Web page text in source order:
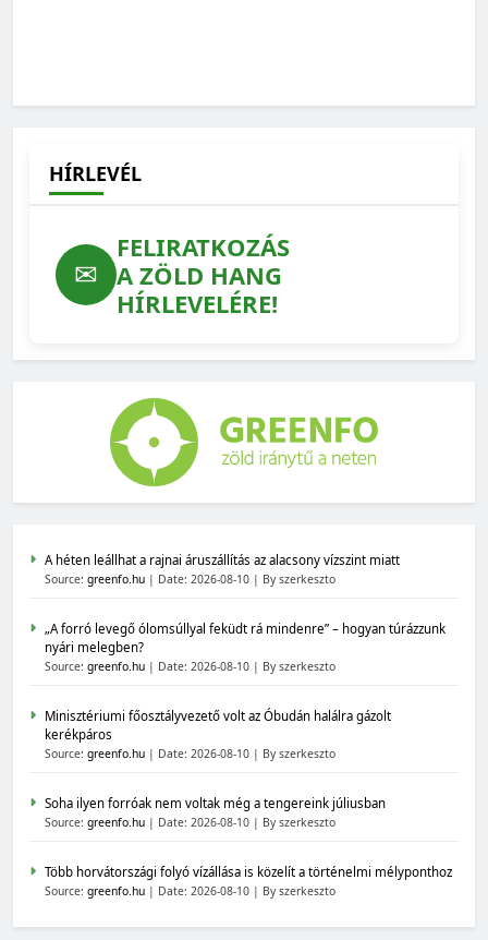
HÍRLEVÉL
✉
FELIRATKOZÁS
A ZÖLD HANG
HÍRLEVELÉRE!
A héten leállhat a rajnai áruszállítás az alacsony vízszint miatt
Source: greenfo.hu Date: 2026-08-10 By szerkeszto
„A forró levegő ólomsúllyal feküdt rá mindenre” – hogyan túrázzunk
nyári melegben?
Source: greenfo.hu Date: 2026-08-10 By szerkeszto
Minisztériumi főosztályvezető volt az Óbudán halálra gázolt
kerékpáros
Source: greenfo.hu Date: 2026-08-10 By szerkeszto
Soha ilyen forróak nem voltak még a tengereink júliusban
Source: greenfo.hu Date: 2026-08-10 By szerkeszto
Több horvátországi folyó vízállása is közelít a történelmi mélyponthoz
Source: greenfo.hu Date: 2026-08-10 By szerkeszto